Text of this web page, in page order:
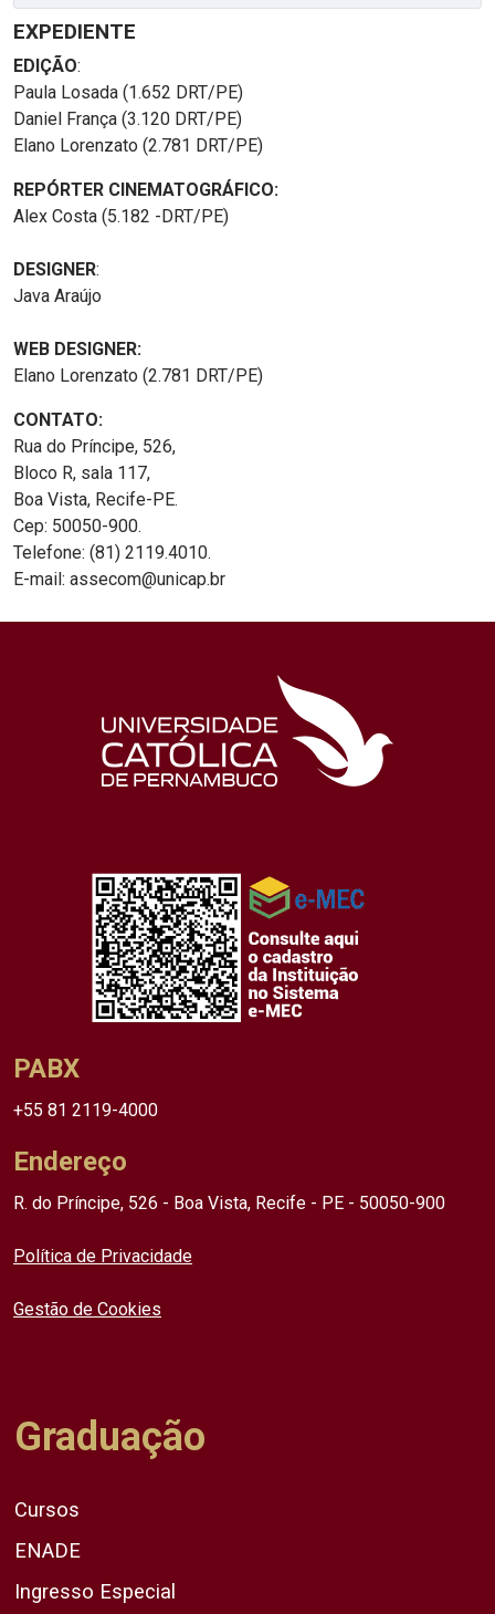
EXPEDIENTE
EDIÇÃO:
Paula Losada (1.652 DRT/PE)
Daniel França (3.120 DRT/PE)
Elano Lorenzato (2.781 DRT/PE)
REPÓRTER CINEMATOGRÁFICO:
Alex Costa (5.182 -DRT/PE)
DESIGNER:
Java Araújo
WEB DESIGNER:
Elano Lorenzato (2.781 DRT/PE)
CONTATO:
Rua do Príncipe, 526,
Bloco R, sala 117,
Boa Vista, Recife-PE.
Cep: 50050-900.
Telefone: (81) 2119.4010.
E-mail: assecom@unicap.br
PABX
+55 81 2119-4000
Endereço
R. do Príncipe, 526 - Boa Vista, Recife - PE - 50050-900
Política de Privacidade
Gestão de Cookies
Graduação
Cursos
ENADE
Ingresso Especial